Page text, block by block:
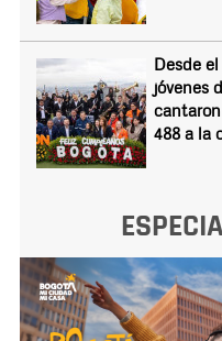
Desde
jóvenes
488 a la